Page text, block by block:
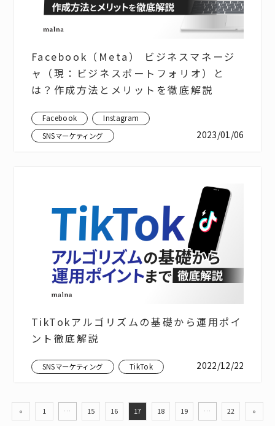
Facebook（Meta） ビジネスマネージ
ャ（現：ビジネスポートフォリオ）と
は？作成方法とメリットを徹底解説
Facebook
Instagram
SNSマーケティング
2023/01/06
TikTokアルゴリズムの基礎から運用ポイ
ント徹底解説
SNSマーケティング TikTok 2022/12/22
« 1 … 15 16 17 18 19 … 22 »